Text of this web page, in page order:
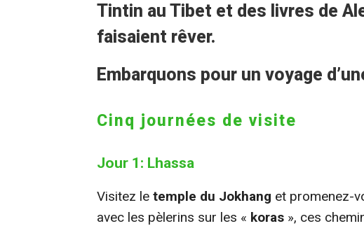
Tintin au Tibet et des livres de
faisaient rêver.
Embarquons pour un voyage
Cinq journées de visite
Jour 1: Lhassa
Visitez le temple du Jokhang et promenez-
avec les pèlerins sur les « koras », ces